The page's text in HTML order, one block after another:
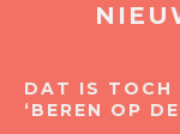
DAT IS TOCH
‘BEREN OP